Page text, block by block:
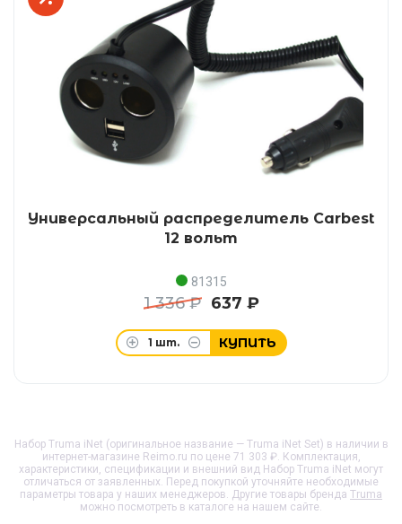
Универсальный распределитель Carbest
12 вольт
81315
1 336 ₽ 637 ₽
1 шт. КУПИТЬ
Набор Truma iNet (оригинальное название — Truma iNet Set) в наличии в
интернет-магазине Reimo.ru по цене 71 303 ₽. Комплектация,
характеристики, спецификации и внешний вид Набор Truma iNet могут
отличаться от заявленных. Перед покупкой уточняйте необходимые
параметры товара у наших менеджеров. Другие товары бренда Truma
можно посмотреть в каталоге на нашем сайте.